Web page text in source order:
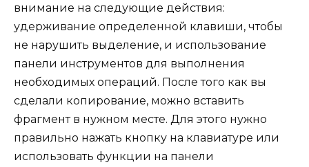
внимание на следующие действия:
удерживание определенной клавиши, чтобы
не нарушить выделение, и использование
панели инструментов для выполнения
необходимых операций. После того как вы
сделали копирование, можно вставить
фрагмент в нужном месте. Для этого нужно
правильно нажать кнопку на клавиатуре или
использовать функции на панели